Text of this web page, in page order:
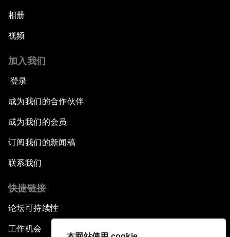
相册
视频
加入我们
登录
成为我们的合作伙伴
成为我们的会员
订阅我们的新闻稿
联系我们
快捷链接
论坛可持续性
工作机会